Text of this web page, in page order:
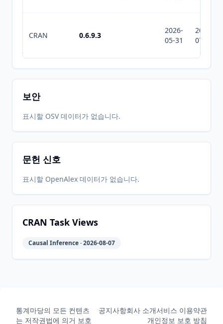
CRAN 0.6.9.3
2026-
05-31
2026-
07-10
보안
표시할 OSV 데이터가 없습니다.
문헌 신호
표시할 OpenAlex 데이터가 없습니다.
CRAN Task Views
Causal Inference · 2026-08-07
통계마당의 모든 컨텐츠
는 저작권법에 의거 보호
공지사항회사 소개서비스 이용약관
개인정보 보호 방침